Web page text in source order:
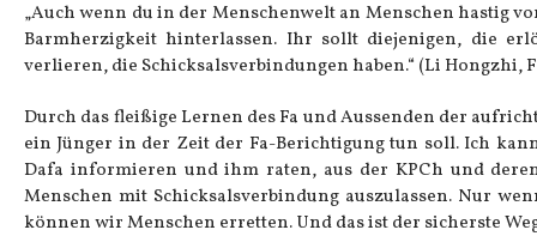
„Auch wenn du in der Menschenwelt an Menschen hastig
Barmherzigkeit hinterlassen. Ihr sollt diejenigen, die
verlieren, die Schicksalsverbindungen haben.“ (Li Hongzhi,
Durch das fleißige Lernen des Fa und Aussenden der
ein Jünger in der Zeit der Fa-Berichtigung tun soll. Ich
Dafa informieren und ihm raten, aus der KPCh und
Menschen mit Schicksalsverbindung auszulassen. Nur
können wir Menschen erretten. Und das ist der sicherste